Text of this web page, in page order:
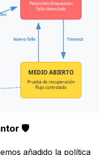
Peticiones bloqueadas
Fallo detectado
MEDIO ABIERTO
Prueba de recuperación
Flujo controlado
Timeout
Nuevo fallo
🛡️
añadido la política